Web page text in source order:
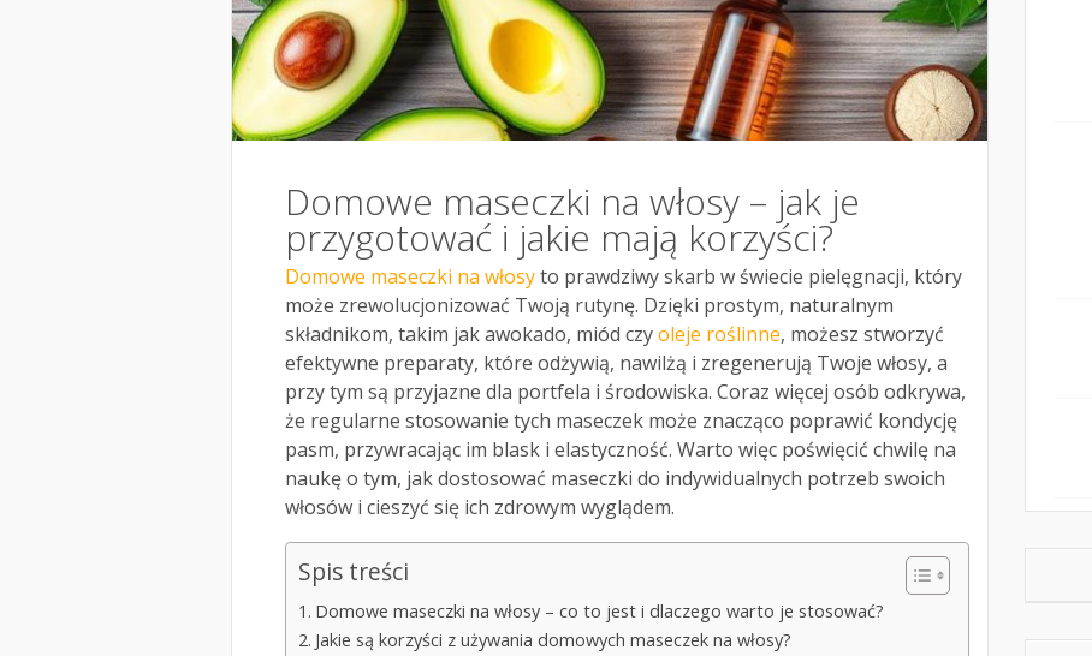
Domowe maseczki na włosy – jak je
przygotować i jakie mają korzyści?
Domowe maseczki na włosyto prawdziwy skarb w świecie pielęgnacji, który
może zrewolucjonizować Twoją rutynę. Dzięki prostym, naturalnym
składnikom, takim jak awokado, miód czyoleje roślinne, możesz stworzyć
efektywne preparaty, które odżywią, nawilżą i zregenerują Twoje włosy, a
przy tym są przyjazne dla portfela i środowiska. Coraz więcej osób odkrywa,
że regularne stosowanie tych maseczek może znacząco poprawić kondycję
pasm, przywracając im blask i elastyczność. Warto więc poświęcić chwilę na
naukę o tym, jak dostosować maseczki do indywidualnych potrzeb swoich
włosów i cieszyć się ich zdrowym wyglądem.
Spis treści
Domowe maseczki na włosy – co to jest i dlaczego warto je stosować?
Jakie są korzyści z używania domowych maseczek na włosy?